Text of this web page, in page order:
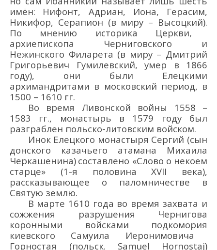
имён: Нифонт, Адриан, Иона, Герасим,
Никифор, Серапион (в миру – Высоцкий).
По мнению историка Церкви,
архиепископа Черниговского и
Нежинского Филарета (в миру– Дмитрий
Григорьевич Гумилевский, умер в 1866
году), они были Елецкими
архимандритами в московский период, в
1500 – 1610 гг.
Во время Ливонской войны 1558 –
1583 гг., монастырь в 1579 году был
разграблен польско-литовским войском.
ИнокЕлецкого монастыря Сергий (сын
донского казачьего атамана Михаила
Черкашенина) составлено «Слово о некоем
старце» (1-я половинаXVII века),
рассказывающее о паломничестве в
Святую землю.
В марте 1610 года во время захвата и
сожжения разрушения Чернигова
коронными войсками подкомория
киевского Самуила Иеронимовича
Горностая (польск.
Samuel Hornostaj)